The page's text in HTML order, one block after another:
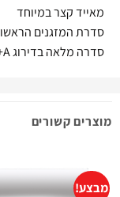
מאייד קצר במיוחד
סדרת המזגנים
סדרה מלאה בדירוג A++ בקירור ע"פ תקינה אירופית
מוצרים קשורים
מבצע!